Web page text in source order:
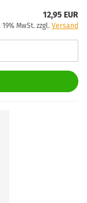
12,95 EUR
MwSt. zzgl. Versand